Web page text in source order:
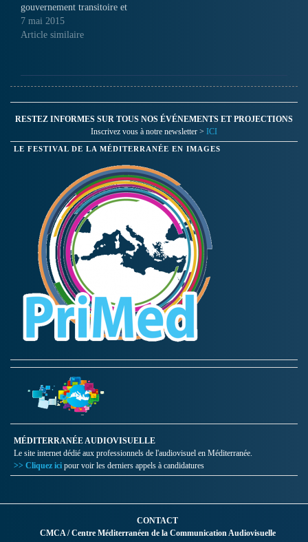
gouvernement transitoire et
les salafistes continue et
même se durcit. Le 19 mai
manifestants du mouvement
Ansar Al Charia ont fait
un…
7 mai 2015
Article similaire
RESTEZ INFORMES SUR TOUS NOS ÉVÉNEMENTS ET PROJECTIONS
Inscrivez vous à notre newsletter > ICI
LE FESTIVAL DE LA MÉDITERRANÉE EN IMAGES
MÉDITERRANÉE AUDIOVISUELLE
Le site internet dédié aux professionnels de l'audiovisuel en Méditerranée.
>> Cliquez ici pour voir les derniers appels à candidatures
CONTACT
CMCA / Centre Méditerranéen de la Communication Audiovisuelle